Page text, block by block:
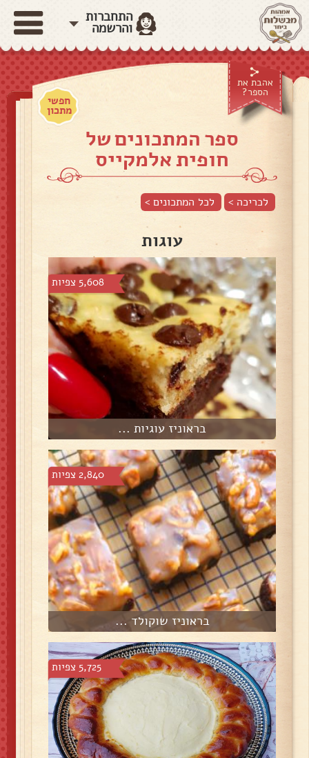
התחברות
והרשמה
אהבת את
הספר?
חפשי
מתכון
ספר המתכונים של
חופית אלמקייס
לכריכה > לכל המתכונים >
עוגות
5,608 צפיות
בראוניז עוגיות ...
2,840 צפיות
בראוניז שוקולד ...
5,725 צפיות